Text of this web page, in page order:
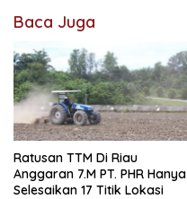
Baca Juga
Ratusan TTM Di Riau
Anggaran 7.M PT. PHR Hanya
Selesaikan 17 Titik Lokasi